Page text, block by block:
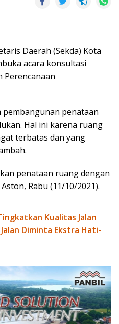
Daerah (Sekda) Kota
acara konsultasi
Perencanaan
pembangunan penataan
Hal ini karena ruang
terbatas dan yang
penataan ruang dengan
Rabu (11/10/2021).
Kualitas Jalan
Diminta Ekstra Hati-